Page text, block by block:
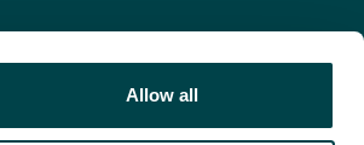
Allow all